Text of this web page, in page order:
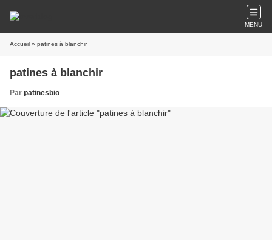
MENU
Accueil » patines à blanchir
patines à blanchir
Par patinesbio